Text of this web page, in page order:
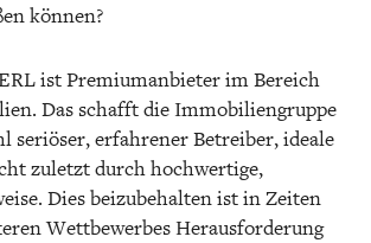
können?
ist Premiumanbieter im Bereich
Das schafft die Immobiliengruppe
seriöser, erfahrener Betreiber, ideale
zuletzt durch hochwertige,
Dies beizubehalten ist in Zeiten
Wettbewerbes Herausforderung